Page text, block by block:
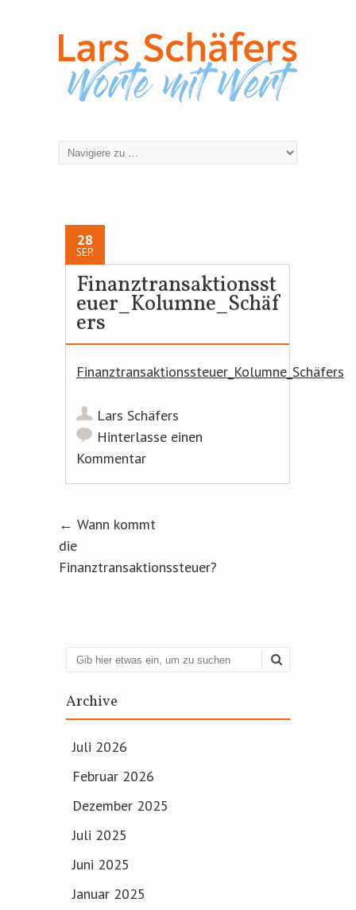
28
SEP.
Finanztransaktionsst
euer_Kolumne_Schäf
ers
Finanztransaktionssteuer_Kolumne_Schäfers
Lars Schäfers
Hinterlasse einen
Kommentar
Artikel-Navigation
← Wann kommt
die
Finanztransaktionssteuer?
Suchen
Archive
Juli 2026
Februar 2026
Dezember 2025
Juli 2025
Juni 2025
Januar 2025